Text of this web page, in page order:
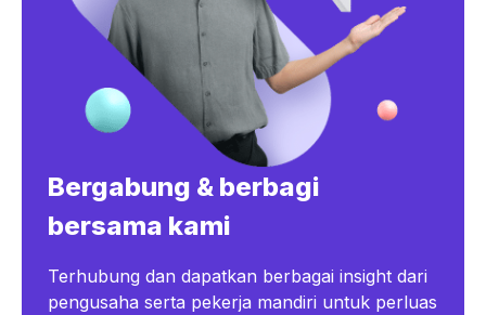
Bergabung & berbagi
bersama kami
Terhubung dan dapatkan berbagai insight dari
pengusaha serta pekerja mandiri untuk perluas